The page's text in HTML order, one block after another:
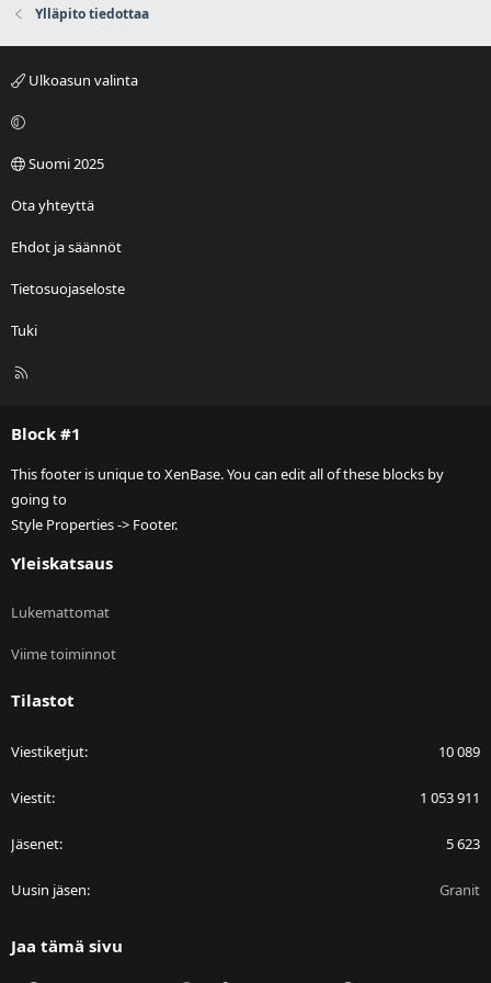
Ylläpito tiedottaa
Ulkoasun valinta
Suomi 2025
Ota yhteyttä
Ehdot ja säännöt
Tietosuojaseloste
Tuki
R
Block #1
This footer is unique to XenBase. You can edit all of these blocks by
going to
Style Properties -> Footer.
Yleiskatsaus
Lukemattomat
Viime toiminnot
Tilastot
Viestiketjut 10 089
Viestit 1 053 911
Jäsenet 5 623
Uusin jäsen Granit
Jaa tämä sivu